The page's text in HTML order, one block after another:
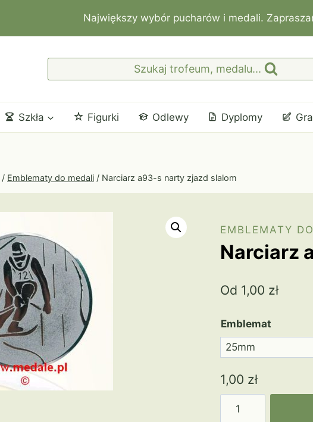
Największy wybór pucharów i medali.
Szukaj trofeum, medalu...
Szkła Figurki Odlewy Dyplomy
/ Emblematy do medali / Narciarz a93-s narty zjazd slalom
EMBLEMATY
Narciarz
Od 1,00 zł
Emblemat
1,00 zł